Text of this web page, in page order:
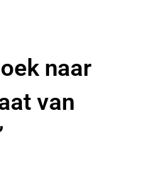
naar
van